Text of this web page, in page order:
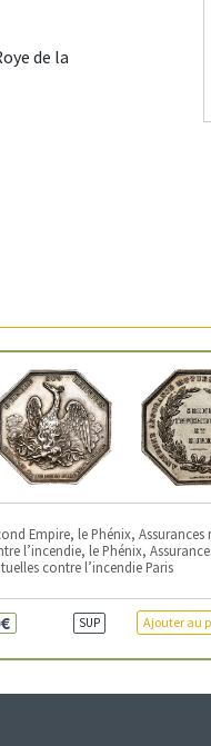
de la
Empire, le Phénix, Assurances
l’incendie, le Phénix,
contre l’incendie Paris
SUP Ajouter au